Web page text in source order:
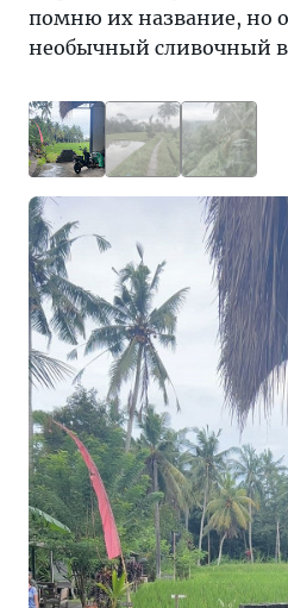
помню их название, но
необычный сливочный